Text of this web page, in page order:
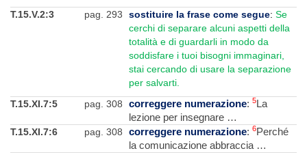
T.15.V.2:3
pag. 293 sostituire la frase come segue: Se
cerchi di separare alcuni aspetti della
totalità e di guardarli in modo da
soddisfare i tuoi bisogni immaginari,
stai cercando di usare la separazione
per salvarti.
T.15.XI.7:5
pag. 308 correggere numerazione: 5 La
lezione per insegnare …
T.15.XI.7:6
pag. 308 correggere numerazione: 6Perché
la comunicazione abbraccia …